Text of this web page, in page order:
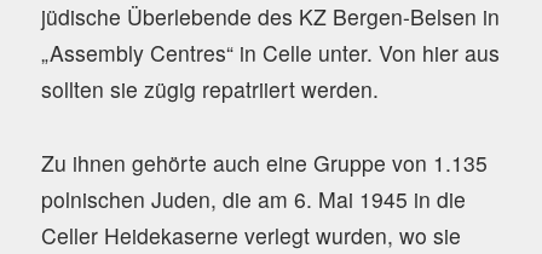
jüdische Überlebende des KZ Bergen-Belsen in
„Assembly Centres“ in Celle unter. Von hier aus
sollten sie zügig repatriiert werden.
Zu ihnen gehörte auch eine Gruppe von 1.135
polnischen Juden, die am 6. Mai 1945 in die
Celler Heidekaserne verlegt wurden, wo sie